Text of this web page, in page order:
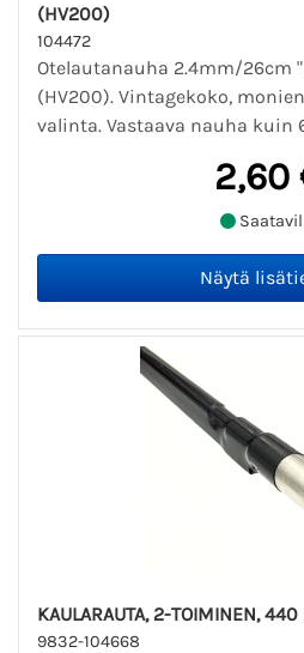
(HV200)
104472
Otelautanauha 2.4mm/26cm
(HV200). Vintagekoko,
valinta. Vastaava nauha kuin
2,60
KAULARAUTA, 2-TOIMINEN,
9832-104668